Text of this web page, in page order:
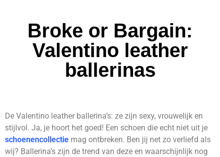
Broke or Bargain:
Valentino leather
ballerinas
De Valentino leather ballerina’s: ze zijn sexy, vrouwelijk en
stijlvol. Ja, je hoort het goed! Een schoen die echt niet uit je
schoenencollectie mag ontbreken. Ben jij net zo verliefd als
wij? Ballerina’s zijn de trend van deze en waarschijnlijk nog